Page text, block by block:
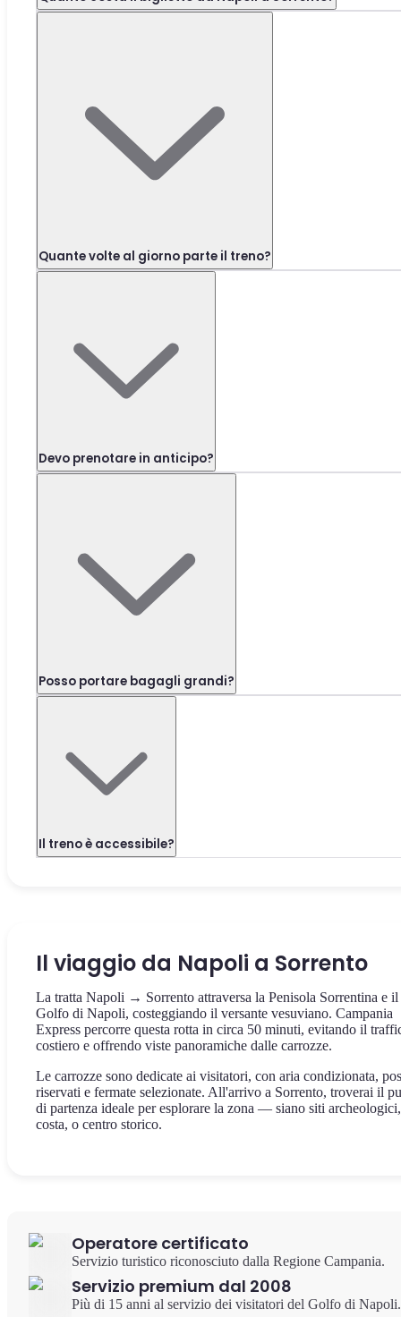
Quante volte al giorno parte il treno?
Devo prenotare in anticipo?
Posso portare bagagli grandi?
Il treno è accessibile?
Il viaggio da Napoli a Sorrento
La tratta Napoli → Sorrento attraversa la Penisola Sorrentina e il
Golfo di Napoli, costeggiando il versante vesuviano. Campania
Express percorre questa rotta in circa 50 minuti, evitando il
costiero e offrendo viste panoramiche dalle carrozze.
Le carrozze sono dedicate ai visitatori, con aria condizionata,
riservati e fermate selezionate. All'arrivo a Sorrento, troverai il
di partenza ideale per esplorare la zona — siano siti archeologici,
costa, o centro storico.
Operatore certificato
Servizio turistico riconosciuto dalla Regione Campania.
Servizio premium dal 2008
Più di 15 anni al servizio dei visitatori del Golfo di Napoli.